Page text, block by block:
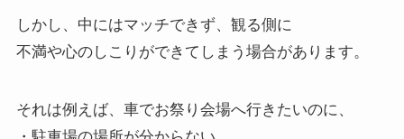
しかし、中にはマッチできず、観る側に
不満や心のしこりができてしまう場合があります。
それは例えば、車でお祭り会場へ行きたいのに、